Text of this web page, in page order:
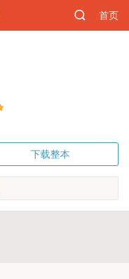
首页
下载整本